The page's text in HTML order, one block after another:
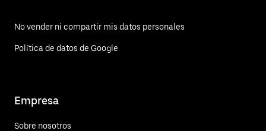
No vender ni compartir mis datos personales
Política de datos de Google
Empresa
Sobre nosotros